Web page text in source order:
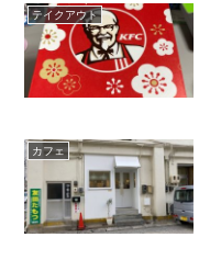
テイクアウト
カフェ